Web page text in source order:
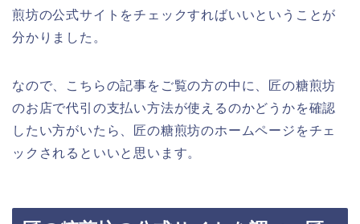
煎坊の公式サイトをチェックすればいいということが
分かりました。
なので、こちらの記事をご覧の方の中に、匠の糖煎坊
のお店で代引の支払い方法が使えるのかどうかを確認
したい方がいたら、匠の糖煎坊のホームページをチェ
ックされるといいと思います。